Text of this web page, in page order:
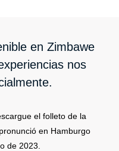
en Zimbawe
nos
el folleto de la
en Hamburgo
de 2023.